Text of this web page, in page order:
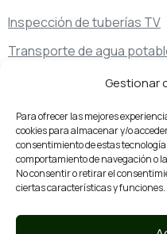
Gestionar
Para ofrecer las mejores
cookies para almacenar y/o
consentimiento de estas
comportamiento de navegación o
No consentir o retirar el
ciertas características y funciones.
Inspección de tuberías TV
Transporte de agua
Transporte de residuos
Servicios de limpieza y
93